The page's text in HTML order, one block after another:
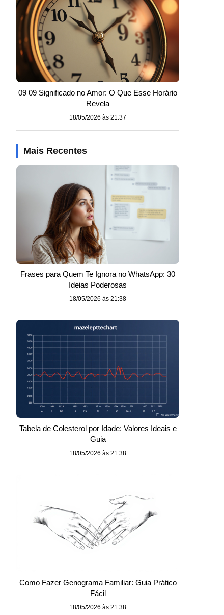
09 09 Significado no Amor: O Que Esse Horário
Revela
18/05/2026 às 21:37
Mais Recentes
Frases para Quem Te Ignora no WhatsApp: 30
Ideias Poderosas
18/05/2026 às 21:38
Tabela de Colesterol por Idade: Valores Ideais e
Guia
18/05/2026 às 21:38
Como Fazer Genograma Familiar: Guia Prático
Fácil
18/05/2026 às 21:38